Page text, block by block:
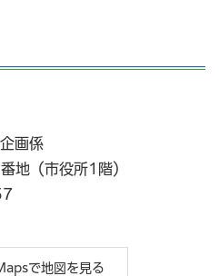
画係
地（市役所1階）
で地図を見る